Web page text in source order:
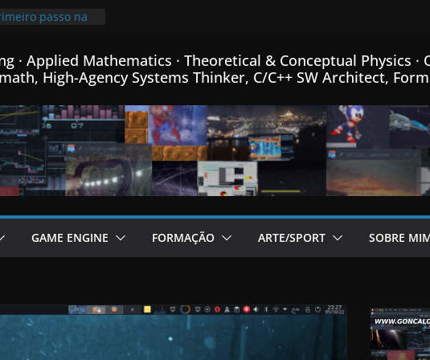
linguagem
passo na
de Física
que o
mais pequeno
de
meu Formato
C++…
e menus
de Fractais
C++…
· Applied Mathematics · Theoretical & Conceptual Physics
High-Agency Systems Thinker, C/C++ SW Architect,
GAME ENGINE FORMAÇÃO ARTE/SPORT SOBRE